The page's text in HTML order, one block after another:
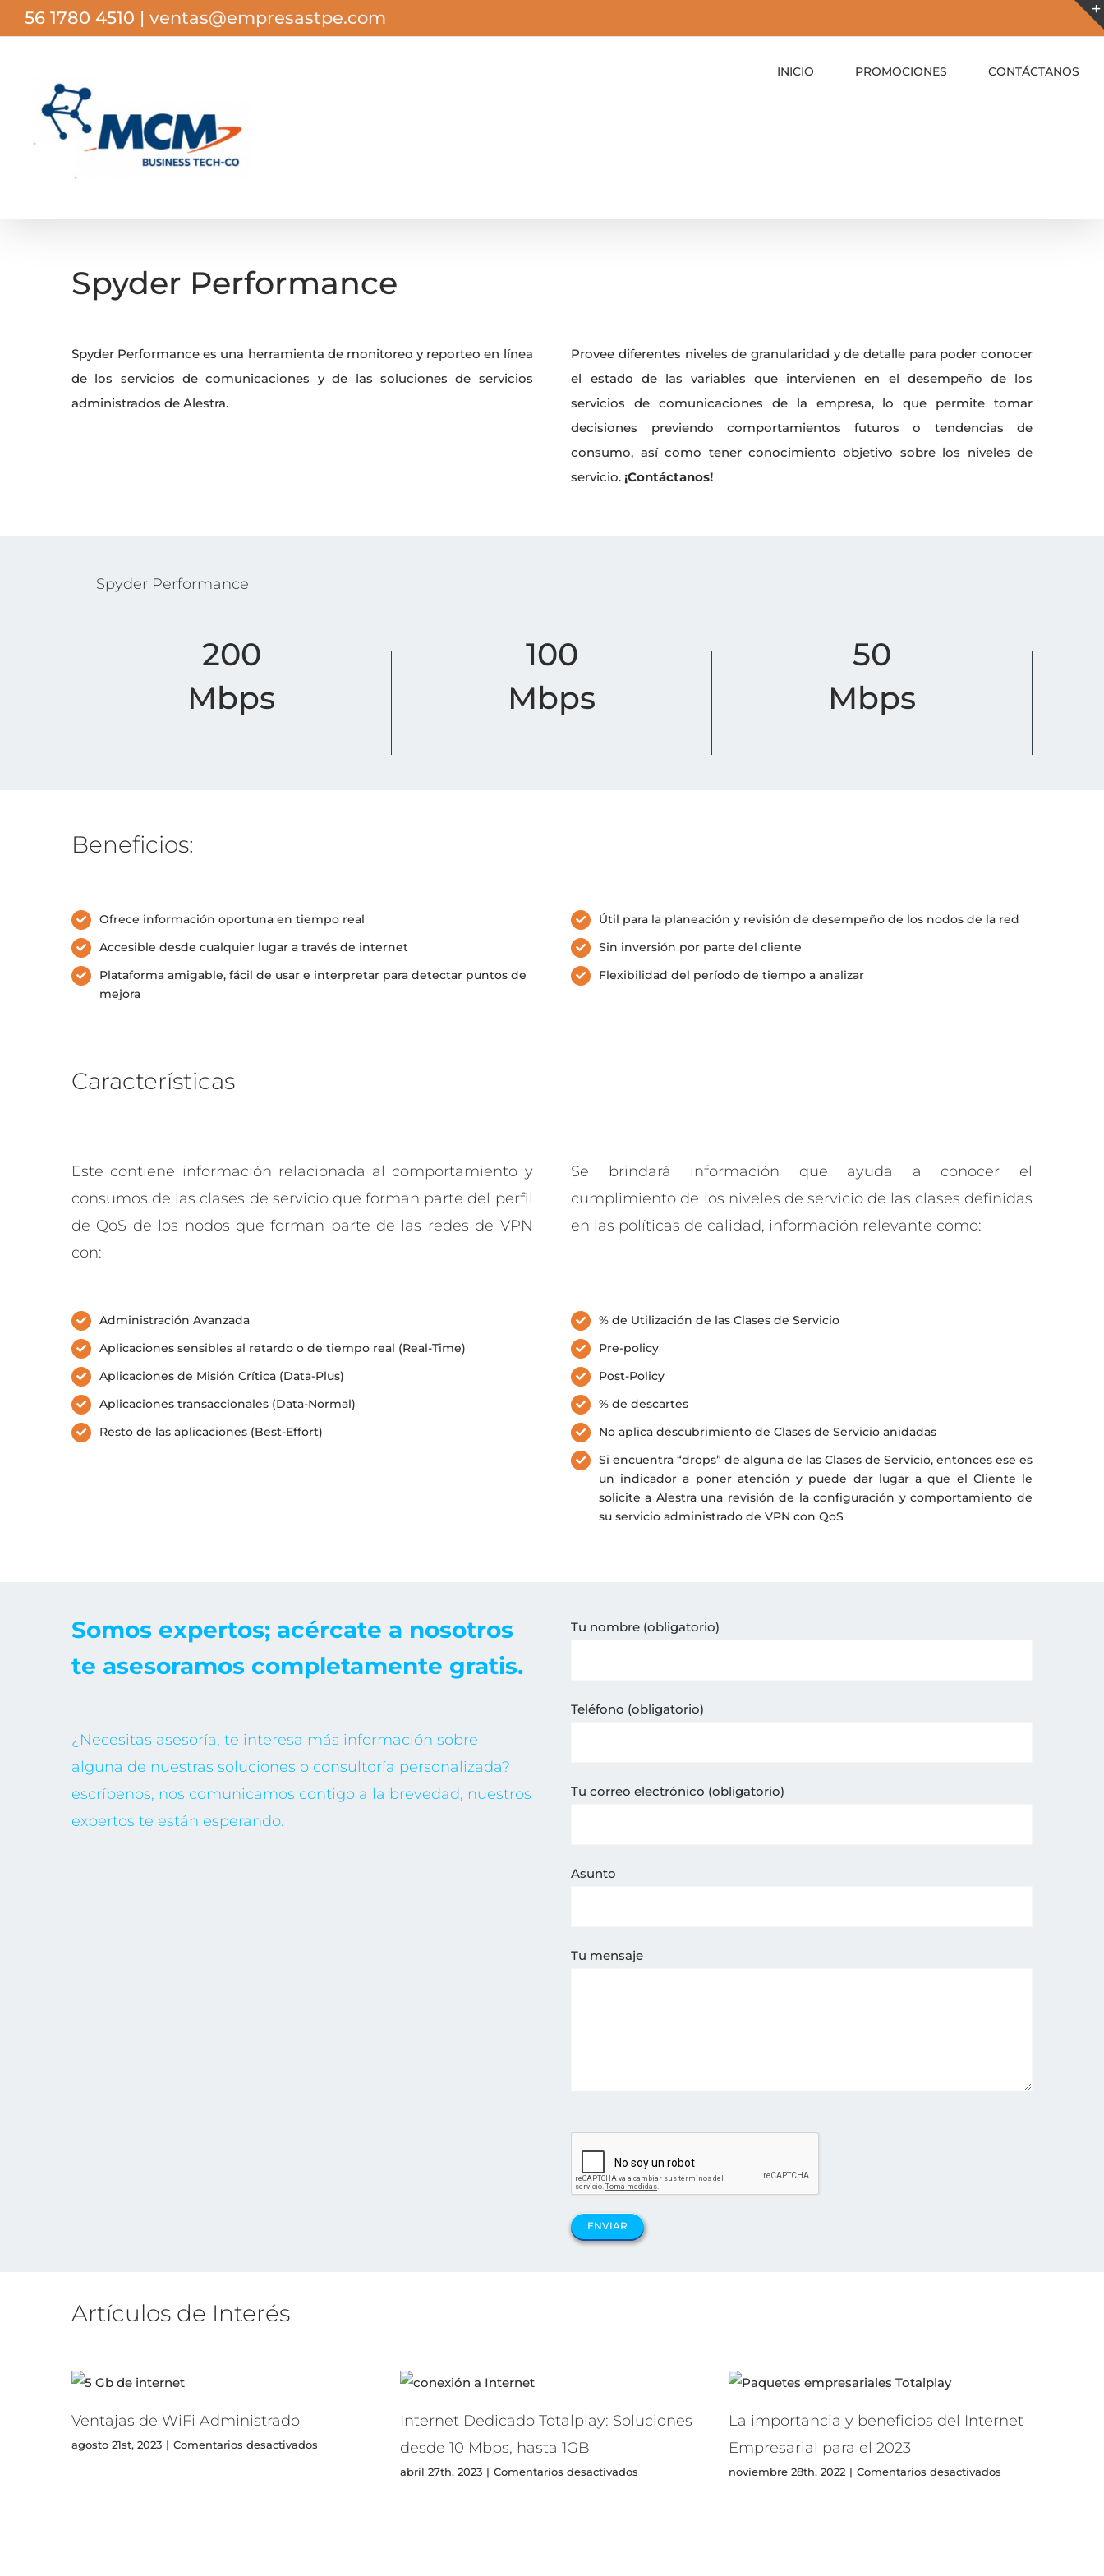
Saltar
al
56 1780 4510 | ventas@empresastpe.com
INICIO PROMOCIONES CONTÁCTANOS
Spyder Performance
Spyder Performance es una herramienta de monitoreo y reporteo en línea
de los servicios de comunicaciones y de las soluciones de servicios
administrados de Alestra.
Provee diferentes niveles de granularidad y de detalle para poder conocer
el estado de las variables que intervienen en el desempeño de los
servicios de comunicaciones de la empresa, lo que permite tomar
decisiones previendo comportamientos futuros o tendencias de
consumo, así como tener conocimiento objetivo sobre los niveles de
servicio.¡Contáctanos!
Spyder Performance
200
Mbps
100
Mbps
50
Mbps
Beneficios:
Ofrece información oportuna en tiempo real
Accesible desde cualquier lugar a través de internet
Plataforma amigable, fácil de usar e interpretar para detectar puntos de
mejora
Útil para la planeación y revisión de desempeño de los nodos de la red
Sin inversión por parte del cliente
Flexibilidad del período de tiempo a analizar
Características
Este contiene información relacionada al comportamiento y
consumos de las clases de servicio que forman parte del perfil
de QoS de los nodos que forman parte de las redes de VPN
con:
Se brindará información que ayuda a conocer el
cumplimiento de los niveles de servicio de las clases definidas
en las políticas de calidad, información relevante como:
Administración Avanzada
Aplicaciones sensibles al retardo o de tiempo real (Real-Time)
Aplicaciones de Misión Crítica (Data-Plus)
Aplicaciones transaccionales (Data-Normal)
Resto de las aplicaciones (Best-Effort)
% de Utilización de las Clases de Servicio
Pre-policy
Post-Policy
% de descartes
No aplica descubrimiento de Clases de Servicio anidadas
Si encuentra “drops” de alguna de las Clases de Servicio, entonces ese es
un indicador a poner atención y puede dar lugar a que el Cliente le
solicite a Alestra una revisión de la configuración y comportamiento de
su servicio administrado de VPN con QoS
Somos expertos; acércate a nosotros
te asesoramos completamente gratis.
¿Necesitas asesoría, te interesa más información sobre
alguna de nuestras soluciones o consultoría personalizada?
escríbenos, nos comunicamos contigo a la brevedad, nuestros
expertos te están esperando.
Tu nombre (obligatorio)
Teléfono (obligatorio)
Tu correo electrónico (obligatorio)
Asunto
Tu mensaje
Artículos de Interés
Ventajas de WiFi Administrado
agosto 21st, 2023 | Comentarios desactivados
Internet Dedicado Totalplay: Soluciones
desde 10 Mbps, hasta 1GB
abril 27th, 2023 | Comentarios desactivados
La importancia y beneficios del Internet
Empresarial para el 2023
noviembre 28th, 2022 | Comentarios desactivados